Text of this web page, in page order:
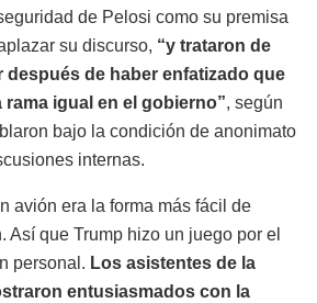
de Pelosi como su premisa
su discurso, “y trataron de
después de haber enfatizado que
igual en el gobierno”, según
bajo la condición de anonimato
internas.
avión era la forma más fácil de
Así que Trump hizo un juego por el
personal. Los asistentes de la
entusiasmados con la